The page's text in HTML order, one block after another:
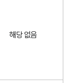
해당 없음